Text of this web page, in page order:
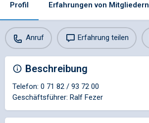
Profil Erfahrungen von Mitgliedern
Anruf Erfahrung teilen
Beschreibung
Telefon: 0 71 82 / 93 72 00
Geschäftsführer: Ralf Fezer